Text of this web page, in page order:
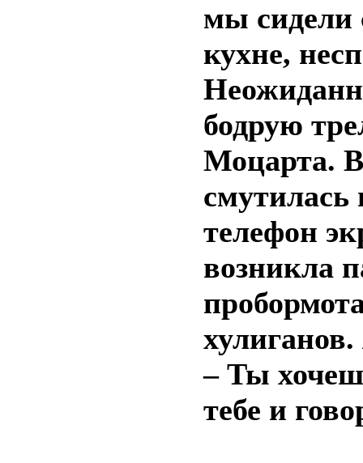
мы сидели
кухне,
бодрую
Моцарта.
смутилась
телефон
возникла
– Ты
тебе и